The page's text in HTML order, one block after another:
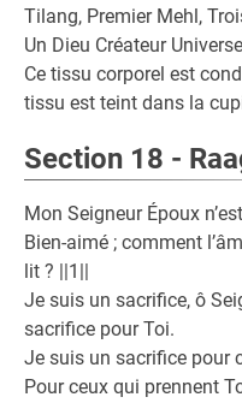
Tilang, Premier Mehl,
Un Dieu Créateur
Ce tissu corporel est
tissu est teint dans la
Section 18 -
Mon Seigneur Époux
Bien-aimé ; comment
lit ? ||1||
Je suis un sacrifice, ô
sacrifice pour Toi.
Je suis un sacrifice pour
Pour ceux qui prennent